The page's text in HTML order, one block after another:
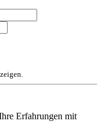
Erfahrungen mit